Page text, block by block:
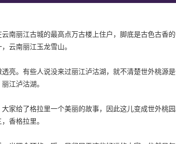
云南丽江古城的最高点万古楼上住户，脚底是古色古香
云南丽江玉龙雪山。
亮。有些人说没来过丽江泸沽湖，就不清楚世外桃源
江泸沽湖。
家给了格拉里一个美丽的故事，因此这儿变成世外桃园
香格拉里。